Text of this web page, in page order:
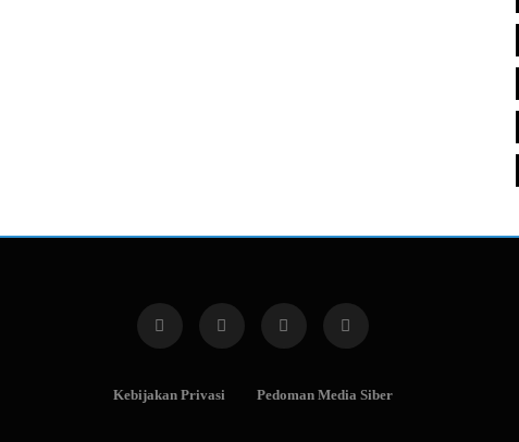
Kebijakan Privasi Pedoman Media Siber